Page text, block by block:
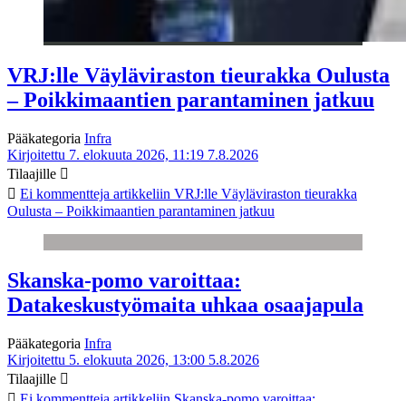
VRJ:lle Väyläviraston tieurakka Oulusta
– Poikkimaantien parantaminen jatkuu
Pääkategoria Infra
Kirjoitettu 7. elokuuta 2026, 11:19 7.8.2026
Tilaajille
Ei kommentteja artikkeliin VRJ:lle Väyläviraston tieurakka
Oulusta – Poikkimaantien parantaminen jatkuu
Skanska-pomo varoittaa:
Datakeskustyömaita uhkaa osaajapula
Pääkategoria Infra
Kirjoitettu 5. elokuuta 2026, 13:00 5.8.2026
Tilaajille